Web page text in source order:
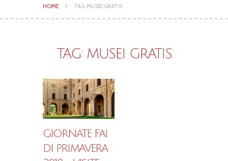
HOME TAG: MUSEI GRATIS
TAG: MUSEI GRATIS
GIORNATE FAI
DI PRIMAVERA